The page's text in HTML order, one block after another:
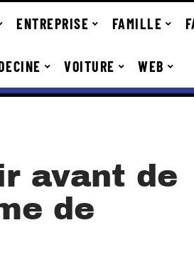
ENTREPRISE FAMILLE
VOITURE WEB
avant de
de